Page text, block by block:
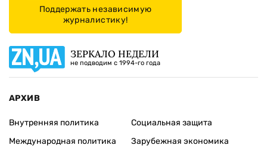
Поддержать независимую
журналистику!
ЗЕРКАЛО НЕДЕЛИ
не подводим с 1994-го года
АРХИВ
Внутренняя политика
Международная политика
Социальная защита
Зарубежная экономика